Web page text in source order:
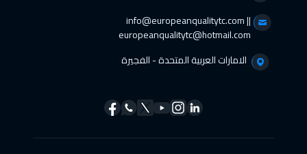
info@europeanqualitytc.com ||
europeanqualitytc@hotmail.com
الامارات العربية المتحدة - الفجيرة